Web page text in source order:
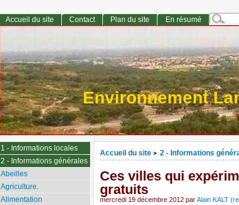
Environnement
Accueil du site > 2 - Informations
Ces villes qui
gratuits
mercredi 19 décembre 2012 parAlain KALT
Accueil du site Contact Plan du site En résumé
1 - Informations locales
2 - Informations générales
Abeilles
Agriculture.
Alimentation